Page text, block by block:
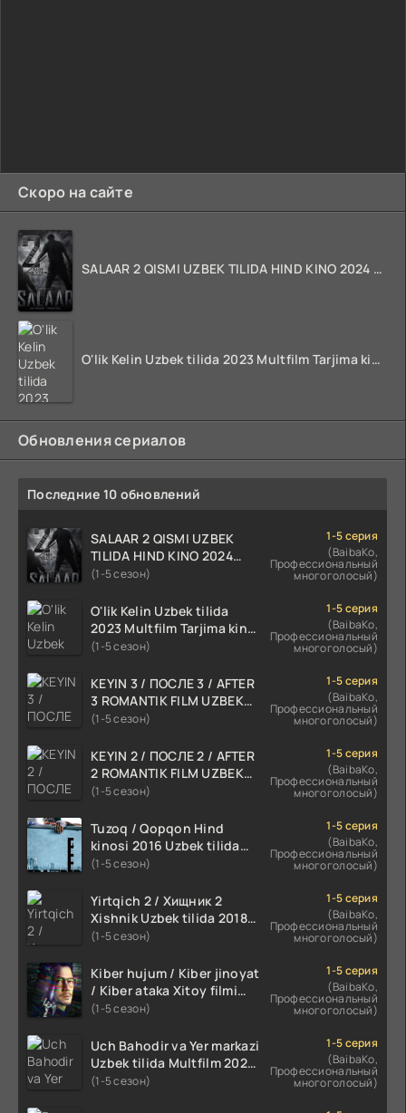
Скоро на сайте
SALAAR 2 QISMI UZBEK TILIDA HIND KINO 2024 TARJIMA 720p HD Skachat
O'lik Kelin Uzbek tilida 2023 Multfilm Tarjima kino skachat
Обновления сериалов
Последние 10 обновлений
SALAAR 2 QISMI UZBEK
TILIDA HIND KINO 2024
TARJIMA 720p HD Skachat
(1-5 сезон)
1-5 серия
(BaibaKo,
Профессиональный
многоголосый)
O'lik Kelin Uzbek tilida
2023 Multfilm Tarjima kino
skachat
(1-5 сезон)
1-5 серия
(BaibaKo,
Профессиональный
многоголосый)
KEYIN 3 / ПОСЛЕ 3 / AFTER
3 ROMANTIK FILM UZBEK
TILIDA 2021 TARJIMA FILM
(1-5 сезон)
1-5 серия
(BaibaKo,
Профессиональный
многоголосый)
KEYIN 2 / ПОСЛЕ 2 / AFTER
2 ROMANTIK FILM UZBEK
TILIDA 2020 TARJIMA FILM
(1-5 сезон)
1-5 серия
(BaibaKo,
Профессиональный
многоголосый)
Tuzoq / Qopqon Hind
kinosi 2016 Uzbek tilida
tarjima film HD
(1-5 сезон)
1-5 серия
(BaibaKo,
Профессиональный
многоголосый)
Yirtqich 2 / Хищник 2
Xishnik Uzbek tilida 2018-
2024 O'zbekcha tarjima
(1-5 сезон)
1-5 серия
(BaibaKo,
Профессиональный
многоголосый)
Kiber hujum / Kiber jinoyat
/ Kiber ataka Xitoy filmi
Uzbek tilida O'zbekcha
HD skachat
(1-5 сезон)
1-5 серия
(BaibaKo,
Профессиональный
многоголосый)
Uch Bahodir va Yer markazi
Uzbek tilida Multfilm 2025
tarjima HD skachat
(1-5 сезон)
1-5 серия
(BaibaKo,
Профессиональный
многоголосый)